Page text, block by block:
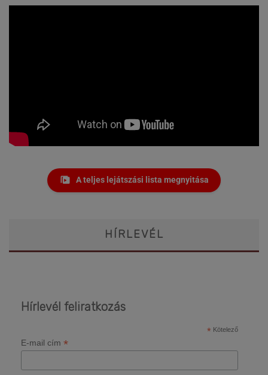
A teljes lejátszási lista megnyitása
HÍRLEVÉL
Hírlevél feliratkozás
* Kötelező
E-mail cím *